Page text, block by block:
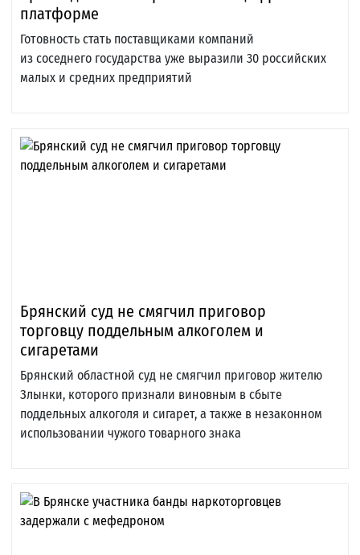
платформе
Готовность стать поставщиками компаний
из соседнего государства уже выразили 30 российских
малых и средних предприятий
Брянский суд не смягчил приговор
торговцу поддельным алкоголем и
сигаретами
Брянский областной суд не смягчил приговор жителю
Злынки, которого признали виновным в сбыте
поддельных алкоголя и сигарет, а также в незаконном
использовании чужого товарного знака